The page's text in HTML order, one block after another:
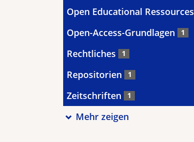
Open Educational Ressources
Open-Access-Grundlagen 1
Rechtliches 1
Repositorien 1
Zeitschriften 1
Mehr zeigen